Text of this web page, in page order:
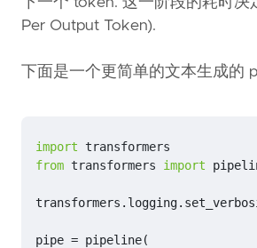
Per Output Token).
下面是一个更简单的文本生成的
import
transformers
from transformers import
transformers . logging.
pipe = pipeline(